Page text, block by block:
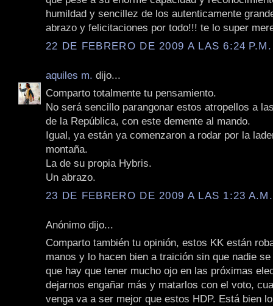
humildad y sencillez de los autenticamente
abrazo y felicitaciones por todo!!! te lo super
22 DE FEBRERO DE 2009 A LAS 6:24 P.M.
aquiles m. dijo...
Comparto totalmente tu pensamiento.
No será sencillo parangonar estos atropellos a
de la República, con este demente al mando.
Igual, ya están ya comenzaron a rodar por la
montaña.
La de su propia Hybris.
Un abrazo.
23 DE FEBRERO DE 2009 A LAS 1:23 A.M.
Anónimo dijo...
Comparto también tu opinión, estos KK están
manos y lo hacen bien a traición sin que nadie
que hay que tener mucho ojo en las próximas
dejarnos engañar más y matarlos con el voto,
venga va a ser mejor que estos HDP. Está bien